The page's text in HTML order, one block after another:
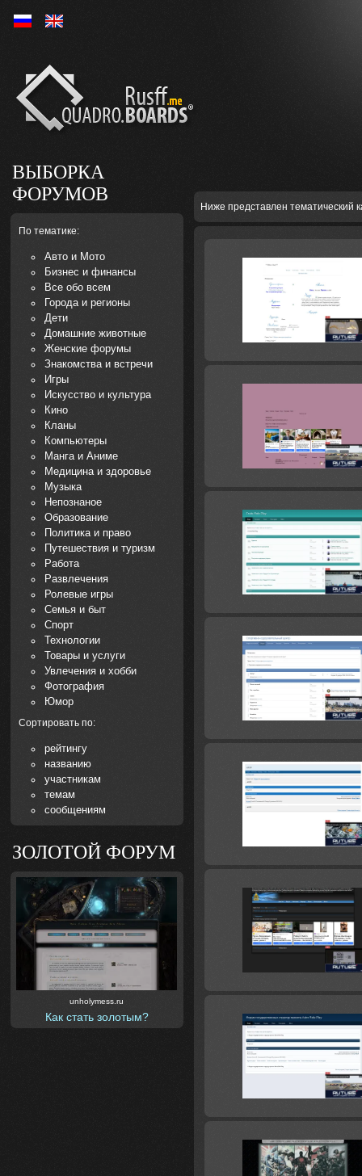
Ру En
ВЫБОРКА
ФОРУМОВ
По тематике:
Авто и Мото
Бизнес и финансы
Все обо всем
Города и регионы
Дети
Домашние животные
Женские форумы
Знакомства и встречи
Игры
Искусство и культура
Кино
Кланы
Компьютеры
Манга и Аниме
Медицина и здоровье
Музыка
Непознаное
Образование
Политика и право
Путешествия и туризм
Работа
Развлечения
Ролевые игры
Семья и быт
Спорт
Технологии
Товары и услуги
Увлечения и хобби
Фотография
Юмор
Сортировать по:
рейтингу
названию
участникам
темам
сообщениям
ЗОЛОТОЙ ФОРУМ
unholymess.ru
Как стать золотым?
Ниже представлен тематический